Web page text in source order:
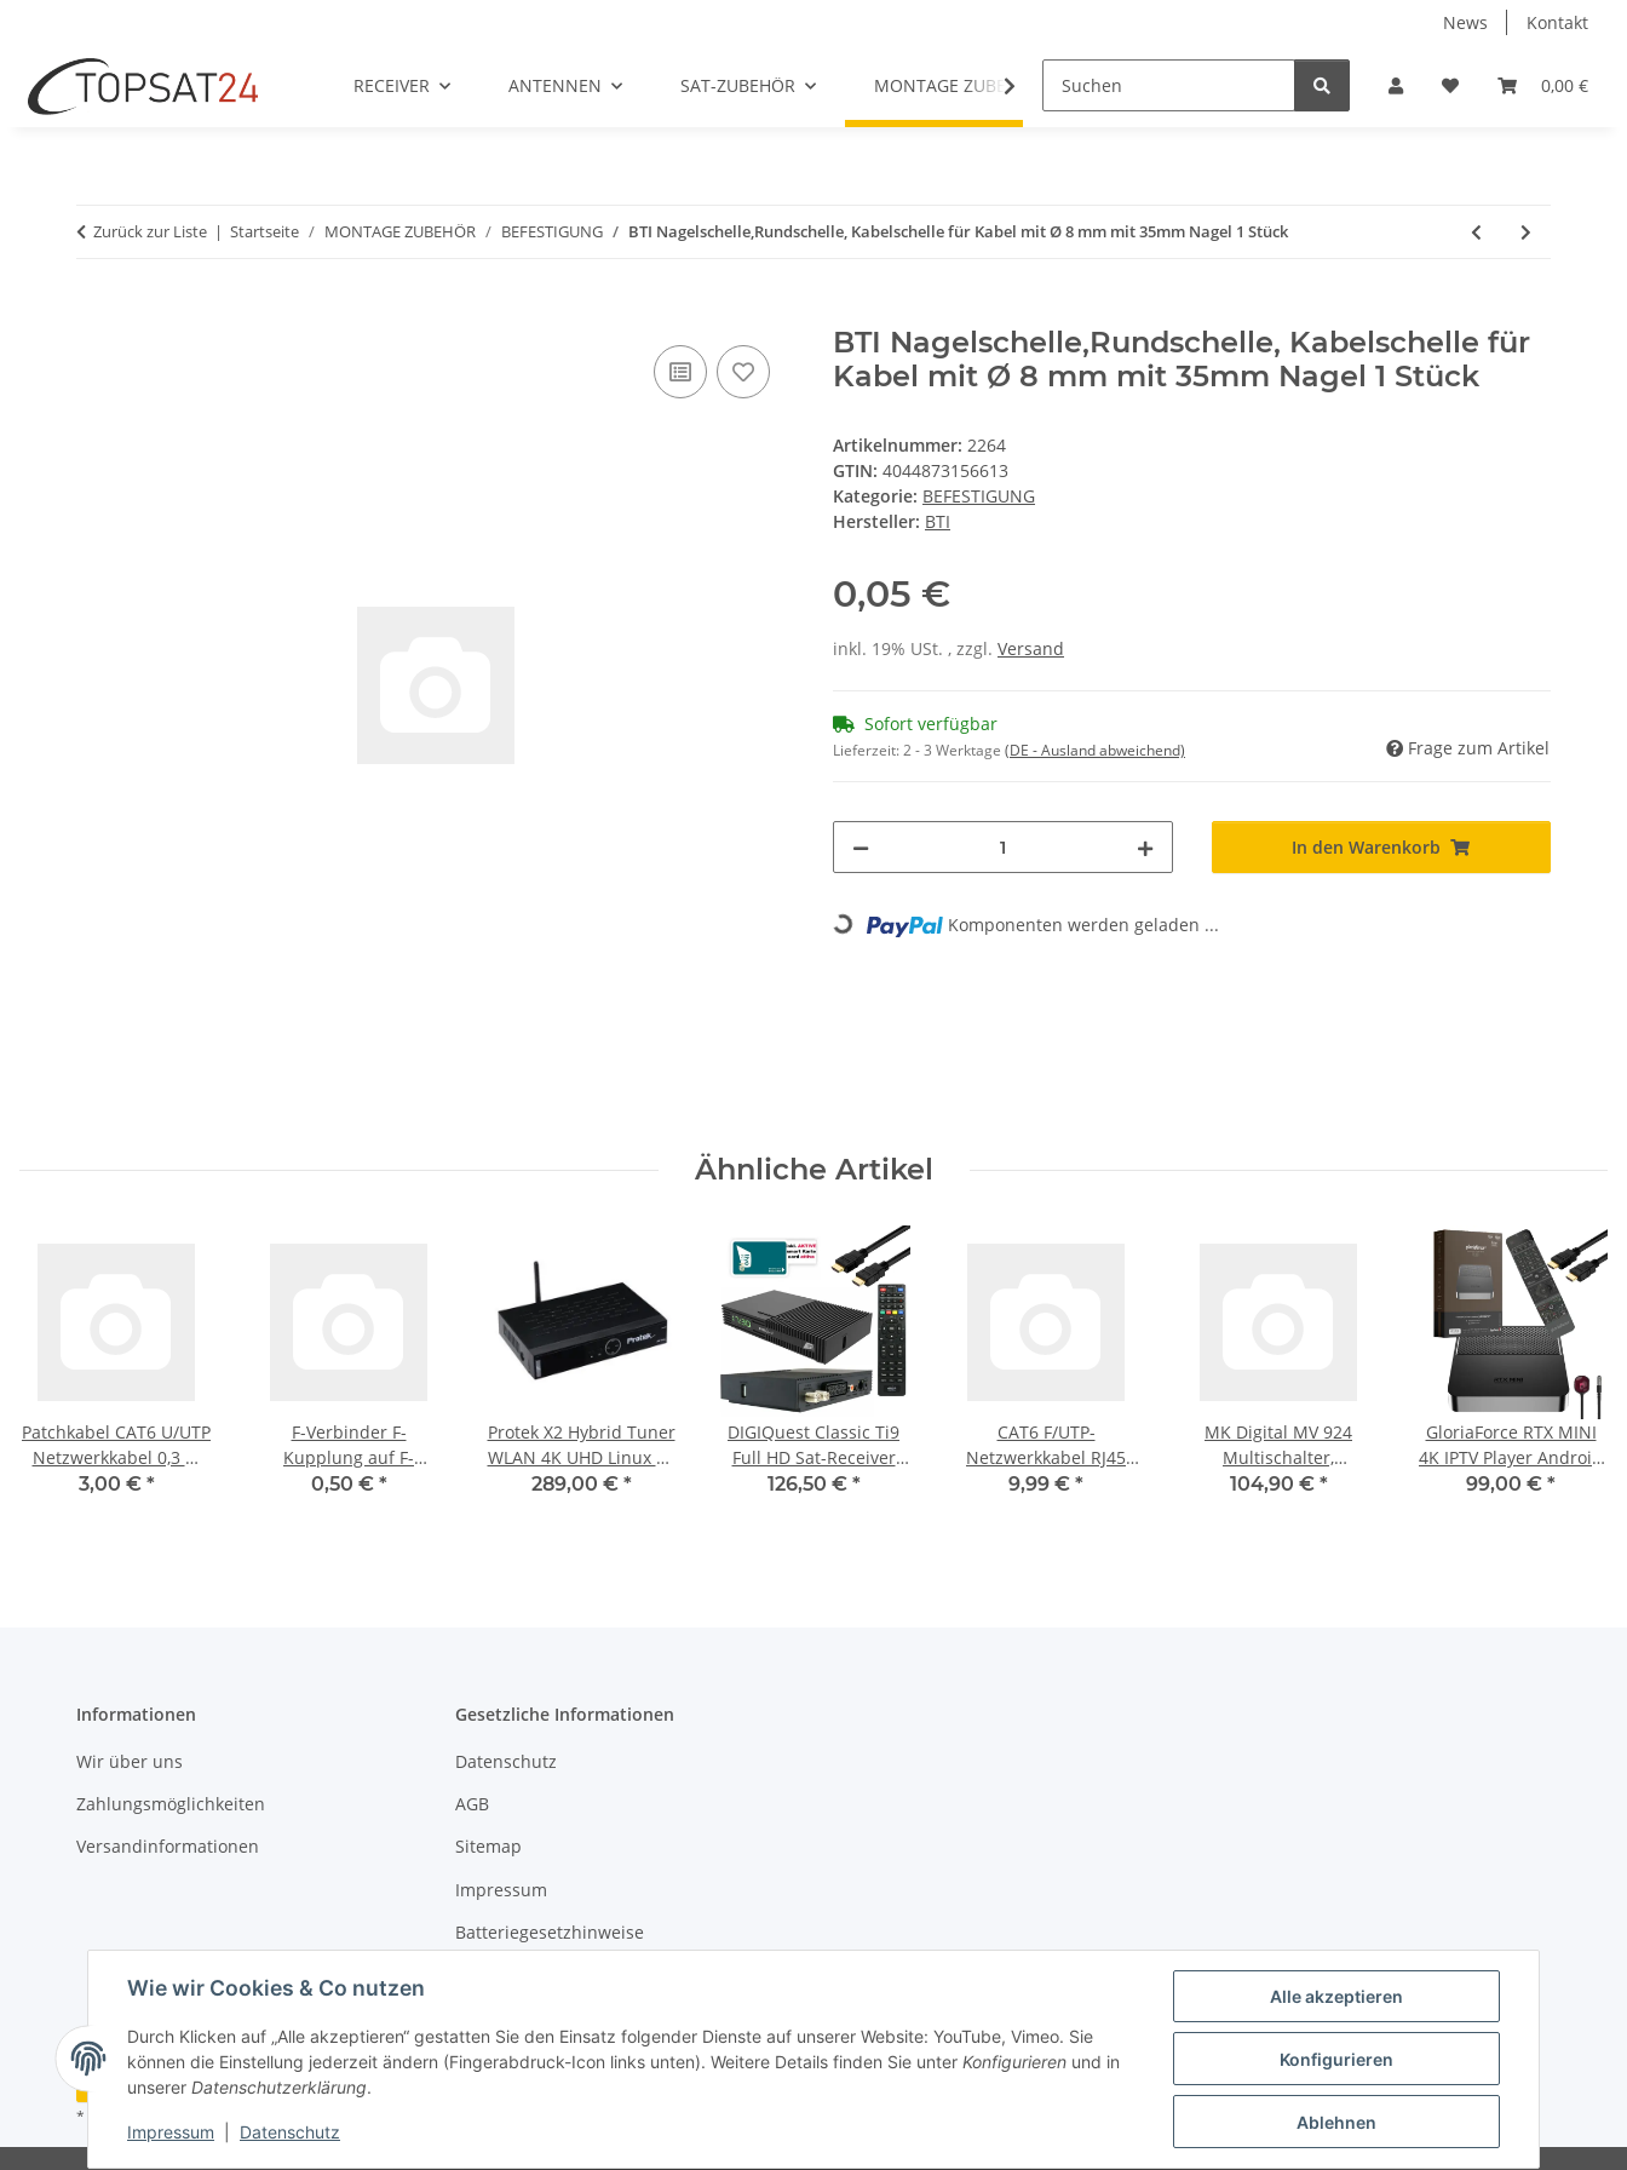
Alle akzeptieren
Konfigurieren
Ablehnen
Wie wir Cookies & Co nutzen
Durch Klicken auf „Alle akzeptieren“ gestatten Sie den Einsatz folgender Dienste auf unserer Website: YouTube, Vimeo. Sie
können die Einstellung jederzeit ändern (Fingerabdruck-Icon links unten). Weitere Details finden Sie unter Konfigurieren und in
unserer Datenschutzerklärung.
Impressum Datenschutz
News Kontakt
0,00 €
RECEIVER ANTENNEN SAT-ZUBEHÖR MONTAGE ZUBEHÖR ENTERTAINMENT PC-HARDWARE
Zurück zur Liste Startseite MONTAGE ZUBEHÖR BEFESTIGUNG BTI Nagelschelle,Rundschelle, Kabelschelle für Kabel mit Ø 8 mm mit 35mm Nagel 1 Stück
BTI Nagelschelle,Rundschelle, Kabelschelle für
Kabel mit Ø 8 mm mit 35mm Nagel 1 Stück
Artikelnummer: 2264
GTIN: 4044873156613
Kategorie: BEFESTIGUNG
Hersteller: BTI
0,05 €
inkl. 19% USt. , zzgl. Versand
Sofort verfügbar
Lieferzeit:2 - 3 Werktage (DE - Ausland abweichend) Frage zum Artikel
In den Warenkorb
Loading... Komponenten werden geladen ...
Ähnliche Artikel
Patchkabel CAT6 U/UTP
Netzwerkkabel 0,3 m
Grau
3,00 € *
F-Verbinder F-
Kupplung auf F-
Kupplung für Koax-
0,50 € *
Protek X2 Hybrid Tuner
WLAN 4K UHD Linux E2
Sat Receiver
289,00 € *
DIGIQuest Classic Ti9
Full HD Sat-Receiver
mit Aktiver TIVUSAT
126,50 € *
CAT6 F/UTP-
Netzwerkkabel RJ45
(8P8C) male - RJ45
9,99 € *
MK Digital MV 924
Multischalter,
Multiswitch SAT
104,90 € *
GloriaForce RTX MINI
4K IPTV Player Android
11 2GB RAM, 16GB
99,00 € *
Informationen
Wir über uns
Zahlungsmöglichkeiten
Versandinformationen
Gesetzliche Informationen
Datenschutz
AGB
Sitemap
Impressum
Batteriegesetzhinweise
Vertrag widerrufen
* Alle Preise inkl. gesetzlicher USt., zzgl.